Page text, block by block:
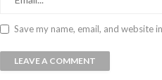
Save my name, email, and website